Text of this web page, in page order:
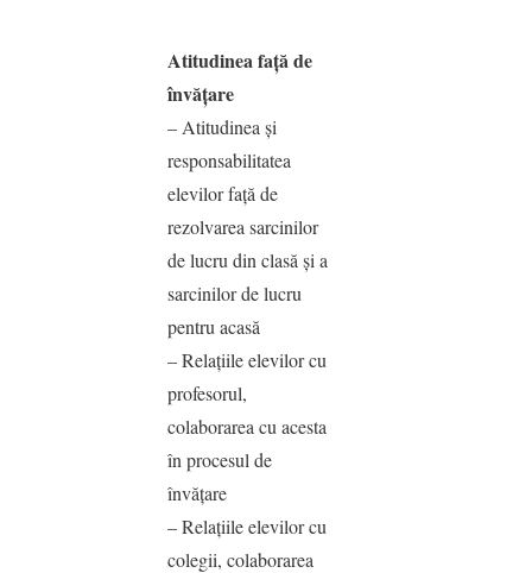
Atitudinea faţă de
învăţare
– Atitudinea şi
responsabilitatea
elevilor faţă de
rezolvarea sarcinilor
de lucru din clasă şi a
sarcinilor de lucru
pentru acasă
– Relaţiile elevilor cu
profesorul,
colaborarea cu acesta
în procesul de
învăţare
– Relaţiile elevilor cu
colegii, colaborarea